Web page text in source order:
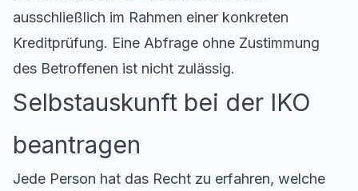
ausschließlich im Rahmen einer konkreten
Kreditprüfung. Eine Abfrage ohne Zustimmung
des Betroffenen ist nicht zulässig.
Selbstauskunft bei der IKO
beantragen
Jede Person hat das Recht zu erfahren, welche